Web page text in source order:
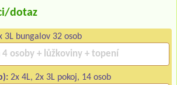
dotaz
3L bungalov 32 osob
2x 4L, 2x 3L pokoj, 14 osob